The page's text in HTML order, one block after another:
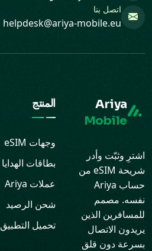
اتصل بنا
helpdesk@ariya-mobile.eu
Ariya
Mobile
اشترِ وثبّت وأدر
شريحة eSIM من
حساب Ariya
نفسه. مصمم
للمسافرين الذين
يريدون الاتصال
بسرعة دون قلق
المنتج
وجهات eSIM
بطاقات الهدايا
عملات Ariya
شحن الرصيد
تحميل التطبيق